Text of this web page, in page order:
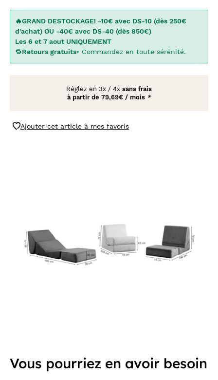
🔥GRAND DESTOCKAGE! -10€ avec DS-10 (dès 250€
d'achat) OU -40€ avec DS-40 (dès 850€)
Les 6 et 7 aout UNIQUEMENT
🔁Retours gratuits• Commandez en toute sérénité.
Réglez en 3x / 4x sans frais
à partir de 79,69€ / mois *
Ajouter cet article à mes favoris
Vous pourriez en avoir besoin